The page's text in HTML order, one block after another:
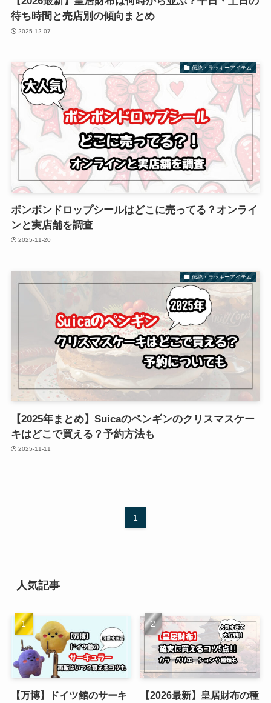
待ち時間と売店別の傾向まとめ
2025-12-07
伝統・ラッキーアイテム
ボンボンドロップシールはどこに売ってる？オンライ
ンと実店舗を調査
2025-11-20
伝統・ラッキーアイテム
【2025年まとめ】Suicaのペンギンのクリスマスケー
キはどこで買える？予約方法も
2025-11-11
1
人気記事
【万博】ドイツ館のサーキ
【2026最新】皇居財布の種